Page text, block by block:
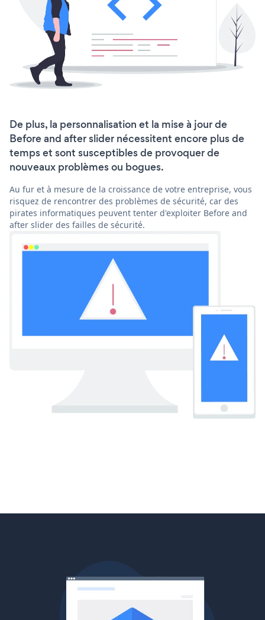
De plus, la personnalisation et la mise à jour de
Before and after slider nécessitent encore plus de
temps et sont susceptibles de provoquer de
nouveaux problèmes ou bogues.
Au fur et à mesure de la croissance de votre entreprise, vous
risquez de rencontrer des problèmes de sécurité, car des
pirates informatiques peuvent tenter d'exploiter Before and
after slider des failles de sécurité.